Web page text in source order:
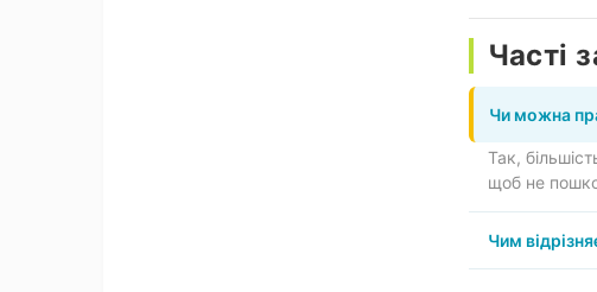
Часті
Чи можна
Так,
щоб не
Чим